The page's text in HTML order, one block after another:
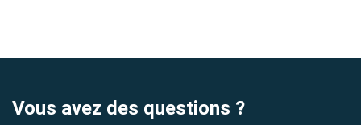
Vous avez des questions ?